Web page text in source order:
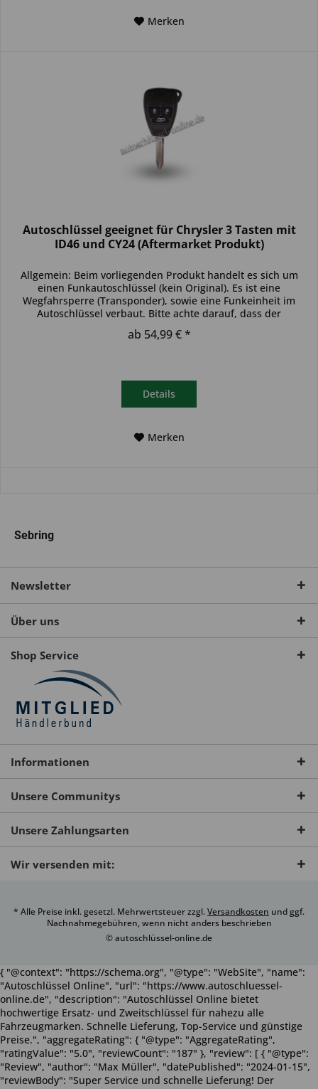
Merken
Autoschlüssel geeignet für Chrysler 3 Tasten mit
ID46 und CY24 (Aftermarket Produkt)
Allgemein: Beim vorliegenden Produkt handelt es sich um
einen Funkautoschlüssel (kein Original). Es ist eine
Wegfahrsperre (Transponder), sowie eine Funkeinheit im
Autoschlüssel verbaut. Bitte achte darauf, dass der
Autoschlüssel deinem...
ab 54,99 € *
Details
Merken
Sebring
Newsletter
Über uns
Shop Service
Informationen
Unsere Communitys
Unsere Zahlungsarten
Wir versenden mit:
* Alle Preise inkl. gesetzl. Mehrwertsteuer zzgl.Versandkosten und ggf.
Nachnahmegebühren, wenn nicht anders beschrieben
© autoschlüssel-online.de
{ "@context": "https://schema.org", "@type": "WebSite", "name":
"Autoschlüssel Online", "url": "https://www.autoschluessel-
online.de", "description": "Autoschlüssel Online bietet
hochwertige Ersatz- und Zweitschlüssel für nahezu alle
Fahrzeugmarken. Schnelle Lieferung, Top-Service und günstige
Preise.", "aggregateRating": { "@type": "AggregateRating",
"ratingValue": "5.0", "reviewCount": "187" }, "review": [ { "@type":
"Review", "author": "Max Müller", "datePublished": "2024-01-15",
"reviewBody": "Super Service und schnelle Lieferung! Der